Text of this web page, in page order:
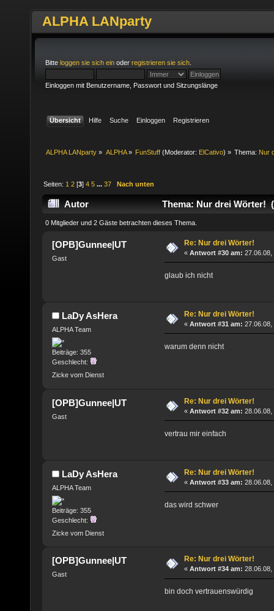
ALPHA LANparty
Bitte loggen sie sich ein oder registrieren sie sich
Einloggen mit Benutzername, Passwort und Sitzungslänge
Übersicht Hilfe Suche Einloggen Registrieren
ALPHA LANparty » ALPHA» FunStuff(Moderator: ElCativo) » Thema: Nur
Seiten: 1 2 [3]4 5 ...37 Nach unten
Autor Thema: Nur drei Wörter!
0 Mitglieder und 2 Gäste betrachten dieses Thema.
[OPB]Gunnee|UT
Gast
Re: Nur drei Wörter!
« Antwort #30 am: 27.06.08,
glaub ich nicht
LaDy AsHera
ALPHA Team
Beiträge: 355
Geschlecht:
Zicke vom Dienst
Re: Nur drei Wörter!
« Antwort #31 am: 27.06.08,
warum denn nicht
[OPB]Gunnee|UT
Gast
Re: Nur drei Wörter!
« Antwort #32 am: 28.06.08,
vertrau mir einfach
LaDy AsHera
ALPHA Team
Beiträge: 355
Geschlecht:
Zicke vom Dienst
Re: Nur drei Wörter!
« Antwort #33 am: 28.06.08,
das wird schwer
[OPB]Gunnee|UT
Gast
Re: Nur drei Wörter!
« Antwort #34 am: 28.06.08,
bin doch vertrauenswürdig